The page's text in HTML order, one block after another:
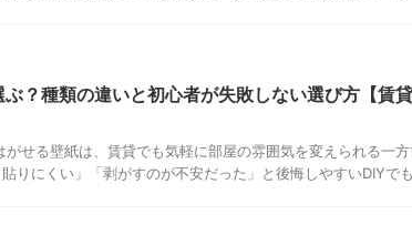
？種類の違いと初心者が失敗しない選び方【賃貸
せる壁紙は、賃貸でも気軽に部屋の雰囲気を変えられる一
りにくい」「剥がすのが不安だった」と後悔しやすいDIYで